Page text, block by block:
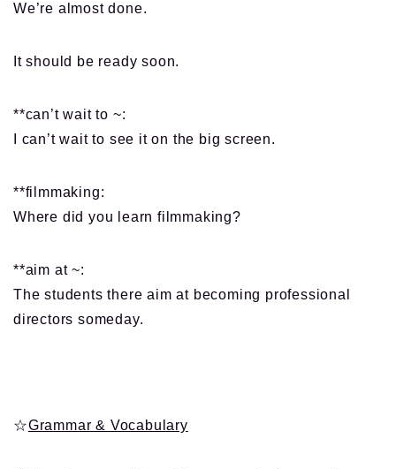
We’re almost done.
It should be ready soon.
**can’t wait to ~:
I can’t wait to see it on the big screen.
**filmmaking:
Where did you learn filmmaking?
**aim at ~:
The students there aim at becoming professional
directors someday.
☆Grammar & Vocabulary